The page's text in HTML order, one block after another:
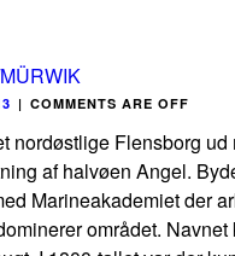
| COMMENTS ARE OFF
nordøstlige Flensborg ud
af halvøen Angel.
Marineakademiet der
området. Navnet